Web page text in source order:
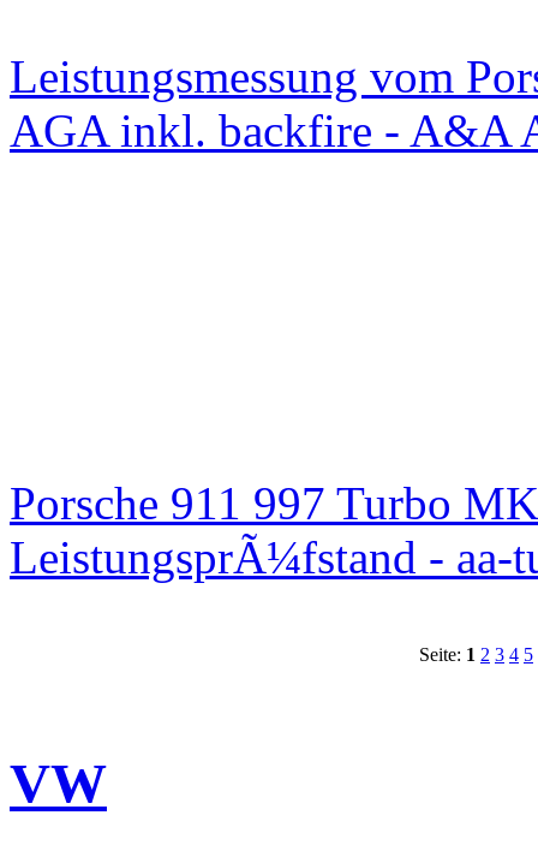
Leistungsmessung vom
AGA inkl. backfire - A&A
Porsche 911 997 Turbo
LeistungsprÃ¼fstand - aa-
Seite: 1 2 3 4 5
VW